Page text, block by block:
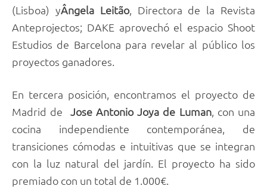
(Lisboa) yÂngela Leitão, Directora de la Revista
Anteprojectos; DAKE aprovechó el espacio Shoot
Estudios de Barcelona para revelar al público los
proyectos ganadores.
En tercera posición, encontramos el proyecto de
Madrid de Jose Antonio Joya de Luman, con una
cocina independiente contemporánea, de
transiciones cómodas e intuitivas que se integran
con la luz natural del jardín. El proyecto ha sido
premiado con un total de 1.000€.